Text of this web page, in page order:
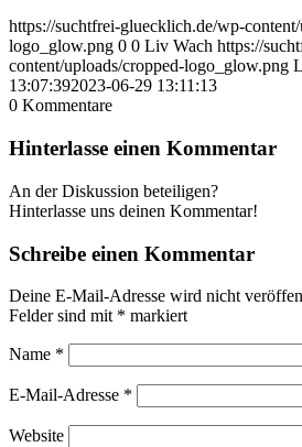
https://suchtfrei-gluecklich.de/wp-
logo_glow.png 0 0 Liv Wach https://
content/uploads/cropped-logo_glow.png
13:07:392023-06-29 13:11:13
0 Kommentare
Hinterlasse einen Kommentar
An der Diskussion beteiligen?
Hinterlasse uns deinen Kommentar!
Schreibe einen Kommentar
Deine E-Mail-Adresse wird nicht
Felder sind mit * markiert
Name *
E-Mail-Adresse *
Website